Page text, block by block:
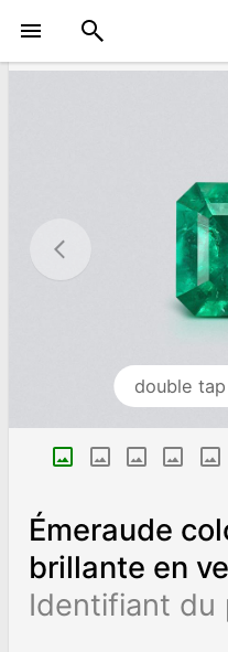
double
Émeraude
brillante en
Identifiant du